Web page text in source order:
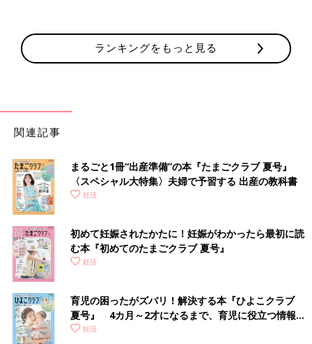
ランキングをもっと見る
関連記事
まるごと1冊“出産準備”の本『たまごクラブ 夏号』
〈スペシャル大特集〉夫婦で予習する 出産の教科書
妊活
初めて妊娠されたかたに！妊娠がわかったら最初に読
む本『初めてのたまごクラブ 夏号』
妊活
育児の困ったがズバリ！解決する本『ひよこクラブ
夏号』 4カ月～2才になるまで、育児に役立つ情報が
いっぱい！
妊活